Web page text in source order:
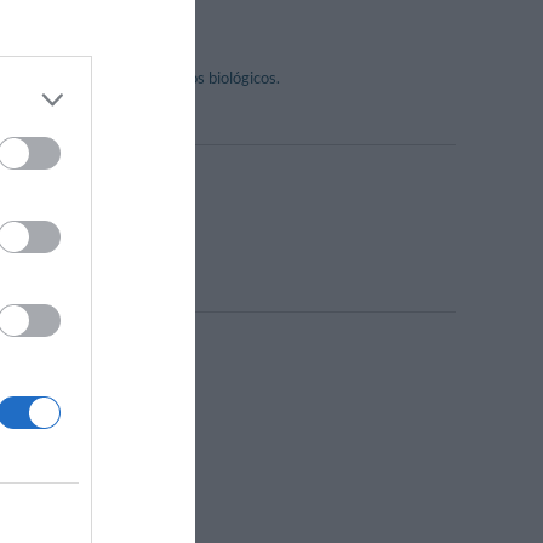
realizadas con produtos biológicos.